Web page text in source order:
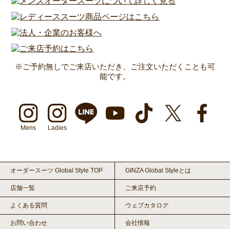
※ご予約無しでご来店いただき、ご注文いただくことも可
能です。
Mens Ladies
オーダースーツ Global Style TOP GINZA Global Styleとは
店舗一覧 ご来店予約
よくある質問 ウェブカタログ
お問い合わせ 会社情報